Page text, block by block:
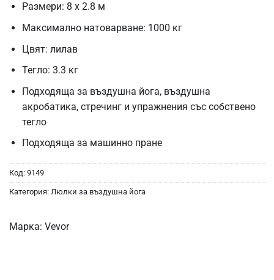
Размери: 8 x 2.8 м
Максимално натоварване: 1000 кг
Цвят: лилав
Тегло: 3.3 кг
Подходяща за въздушна йога, въздушна
акробатика, стречинг и упражнения със собствено
тегло
Подходяща за машинно пране
Код: 9149
Категория: Люлки за въздушна йога
Марка: Vevor